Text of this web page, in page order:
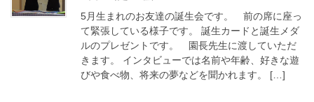
5月生まれのお友達の誕生会です。 前の席に座っ
て緊張している様子です。 誕生カードと誕生メダ
ルのプレゼントです。 園長先生に渡していただ
きます。 インタビューでは名前や年齢、好きな遊
びや食べ物、将来の夢などを聞かれます。 […]